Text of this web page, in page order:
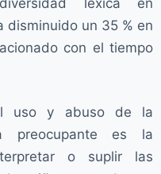
disminuido un 35 % en
con el tiempo
uso y abuso de la
preocupante es la
o suplir las